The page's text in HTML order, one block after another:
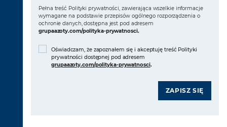
Pełna treść Polityki prywatności, zawierająca wszelkie informacje
wymagane na podstawie przepisów ogólnego rozporządzenia o
ochronie danych, dostępna jest pod adresem
grupaazoty.com/polityka-prywatnosci.
Oświadczam, że zapoznałem się i akceptuję treść Polityki
prywatności dostępnej pod adresem
grupaazoty.com/polityka-prywatnosci.
ZAPISZ SIĘ